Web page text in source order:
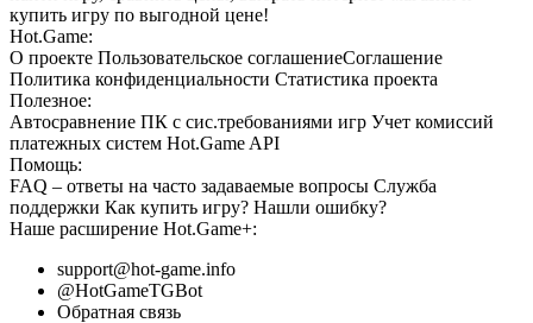
купить игру по выгодной цене!
Hot.Game:
О проекте Пользовательское соглашениеСоглашение
Политика конфиденциальности Статистика проекта
Полезное:
Автосравнение ПК с сис.требованиями игр Учет комиссий
платежных систем Hot.Game API
Помощь:
FAQ – ответы на часто задаваемые вопросы Служба
поддержки Как купить игру? Нашли ошибку?
Наше расширение Hot.Game+:
support@hot-game.info
@HotGameTGBot
Обратная связь